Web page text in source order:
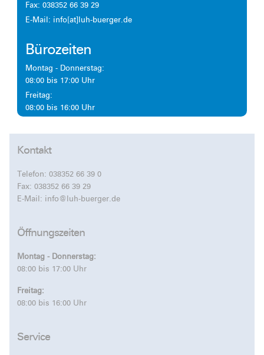
Fax: 038352 66 39 29
E-Mail: info[at]luh-buerger.de
Bürozeiten
Montag - Donnerstag:
08:00 bis 17:00 Uhr
Freitag:
08:00 bis 16:00 Uhr
Kontakt
Telefon:038352 66 39 0
Fax: 038352 66 39 29
E-Mail: info@luh-buerger.de
Öffnungszeiten
Montag - Donnerstag:
08:00 bis 17:00 Uhr
Freitag:
08:00 bis 16:00 Uhr
Service